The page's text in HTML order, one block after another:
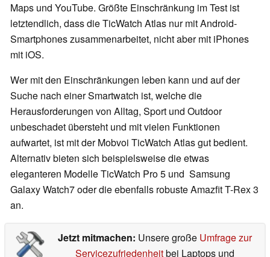
Maps und YouTube. Größte Einschränkung im Test ist
letztendlich, dass die TicWatch Atlas nur mit Android-
Smartphones zusammenarbeitet, nicht aber mit iPhones
mit iOS.
Wer mit den Einschränkungen leben kann und auf der
Suche nach einer Smartwatch ist, welche die
Herausforderungen von Alltag, Sport und Outdoor
unbeschadet übersteht und mit vielen Funktionen
aufwartet, ist mit der Mobvoi TicWatch Atlas gut bedient.
Alternativ bieten sich beispielsweise die etwas
eleganteren Modelle TicWatch Pro 5 und Samsung
Galaxy Watch7 oder die ebenfalls robuste Amazfit T-Rex 3
an.
Jetzt mitmachen: Unsere große Umfrage zur
Servicezufriedenheitbei Laptops und